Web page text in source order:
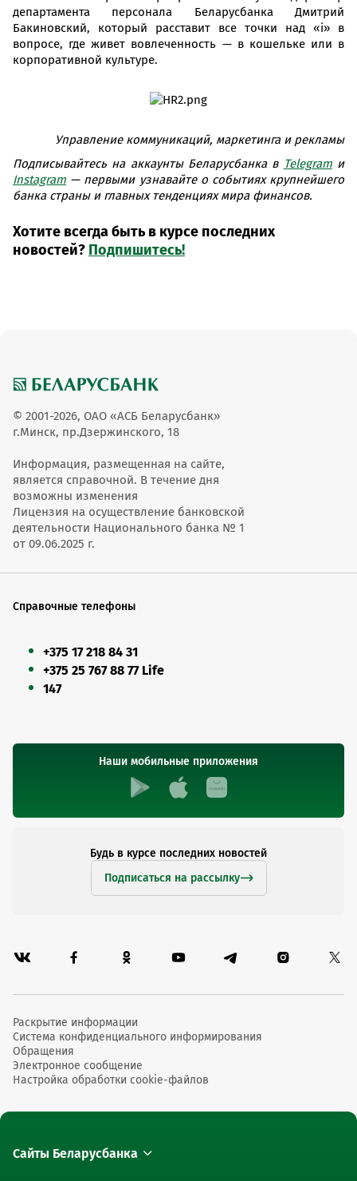
департамента персонала Беларусбанка Дмитрий
Бакиновский, который расставит все точки над «і» в
вопросе, где живет вовлеченность — в кошельке или в
корпоративной культуре.
Управление коммуникаций, маркетинга и рекламы
Подписывайтесь на аккаунты Беларусбанка в Telegram и
Instagram — первыми узнавайте о событиях крупнейшего
банка страны и главных тенденциях мира финансов.
Хотите всегда быть в курсе последних
новостей? Подпишитесь!
© 2001-2026, ОАО «АСБ Беларусбанк»
г.Минск, пр.Дзержинского, 18
Информация, размещенная на сайте,
является справочной. В течение дня
возможны изменения
Лицензия на осуществление банковской
деятельности Национального банка № 1
от 09.06.2025 г.
Справочные телефоны
+375 17 218 84 31
+375 25 767 88 77 Life
147
Наши мобильные приложения
Будь в курсе последних новостей
Подписаться на рассылку
Раскрытие информации
Система конфиденциального информирования
Обращения
Электронное сообщение
Настройка обработки cookie-файлов
Сайты Беларусбанка